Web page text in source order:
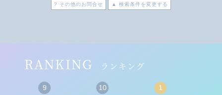
? その他のお問合せ ▲ 検索条件を変更する
RANKING ランキング